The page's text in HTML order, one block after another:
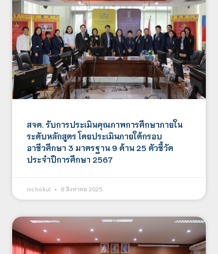
สจด. รับการประเมินคุณภาพการศึกษาภายใน
ระดับหลักสูตร โดยประเมินภายใต้กรอบ
อาชีวศึกษา 3 มาตรฐาน 9 ด้าน 25 ตัวชี้วัด
ประจำปีการศึกษา 2567
nicha.kul 8 สิงหาคม 2025